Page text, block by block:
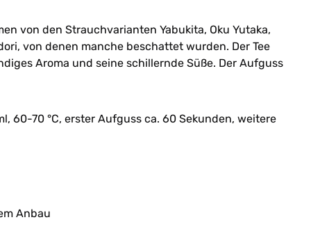
von den Strauchvarianten Yabukita, Oku Yutaka,
von denen manche beschattet wurden. Der Tee
Aroma und seine schillernde Süße. Der Aufguss
60-70 °C, erster Aufguss ca. 60 Sekunden, weitere
Anbau